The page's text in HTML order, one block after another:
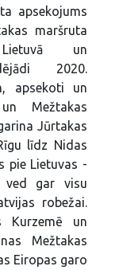
apsekojums
maršruta
Lietuvā un
2020.
apsekoti un
Mežtakas
Jūrtakas
līdz Nidas
pie Lietuvas -
ved gar visu
robežai.
Kurzemē un
Mežtakas
Eiropas garo